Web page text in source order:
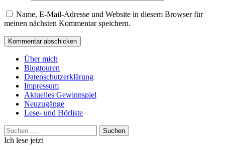
Name, E-Mail-Adresse und Website in diesem Browser für
meinen nächsten Kommentar speichern.
Über mich
Blogtouren
Datenschutzerklärung
Impressum
Aktuelles Gewinnspiel
Neuzugänge
Lese- und Hörliste
Suchen
nach:
Ich lese jetzt